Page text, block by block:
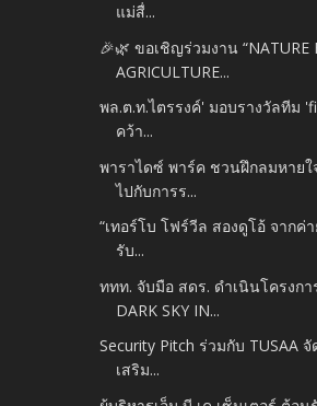
แม่สื่...
🎉🌿 ขอเชิญร่วมงาน “NATURE
AGRICULTURE...
พล.ต.ท.ไตรรงค์' มอบรางวัลทีม
คว้า...
พาราไดซ์ พาร์ค ชวนฝึกลมหาย
ไปกับการร...
“เทอร์โบ โฟร์วีล สองดูโอ้ จากค่
รับ...
ททท. จับมือ สดร. ดำเนินโครงกา
DARK SKY IN...
Security Pitch ร่วมกับ TUSAA
เสริม...